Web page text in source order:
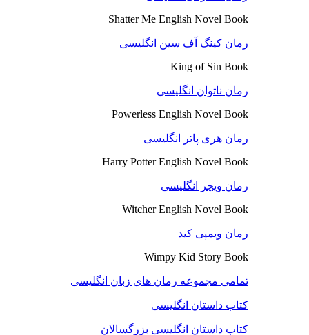
Shatter Me English Novel Book
رمان کینگ آف سین انگلیسی
King of Sin Book
رمان ناتوان انگلیسی
Powerless English Novel Book
رمان هری پاتر انگلیسی
Harry Potter English Novel Book
رمان ویچر انگلیسی
Witcher English Novel Book
رمان ویمپی کید
Wimpy Kid Story Book
تمامی مجموعه رمان های زبان انگلیسی
کتاب داستان انگلیسی
کتاب داستان انگلیسی بزرگسالان